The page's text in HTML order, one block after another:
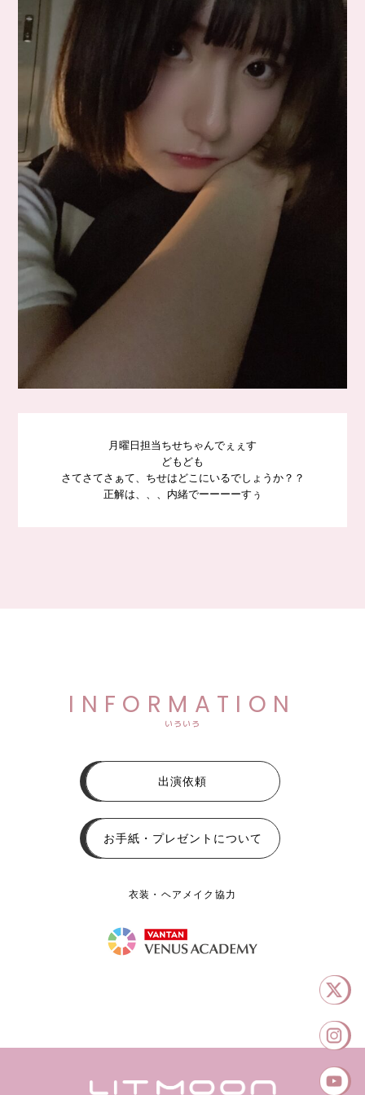
月曜日担当ちせちゃんでぇぇす
どもども
さてさてさぁて、ちせはどこにいるでしょうか？？
正解は、、、内緒でーーーーすぅ
INFORMATION
いろいろ
出演依頼
お手紙・プレゼントについて
衣装・ヘアメイク協力